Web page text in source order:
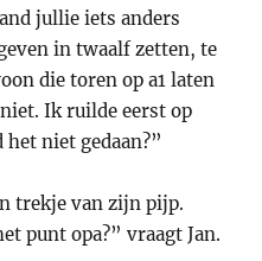
jullie iets anders
in twaalf zetten, te
die toren op a1 laten
Ik ruilde eerst op
niet gedaan?”
trekje van zijn pijp.
punt opa?” vraagt Jan.